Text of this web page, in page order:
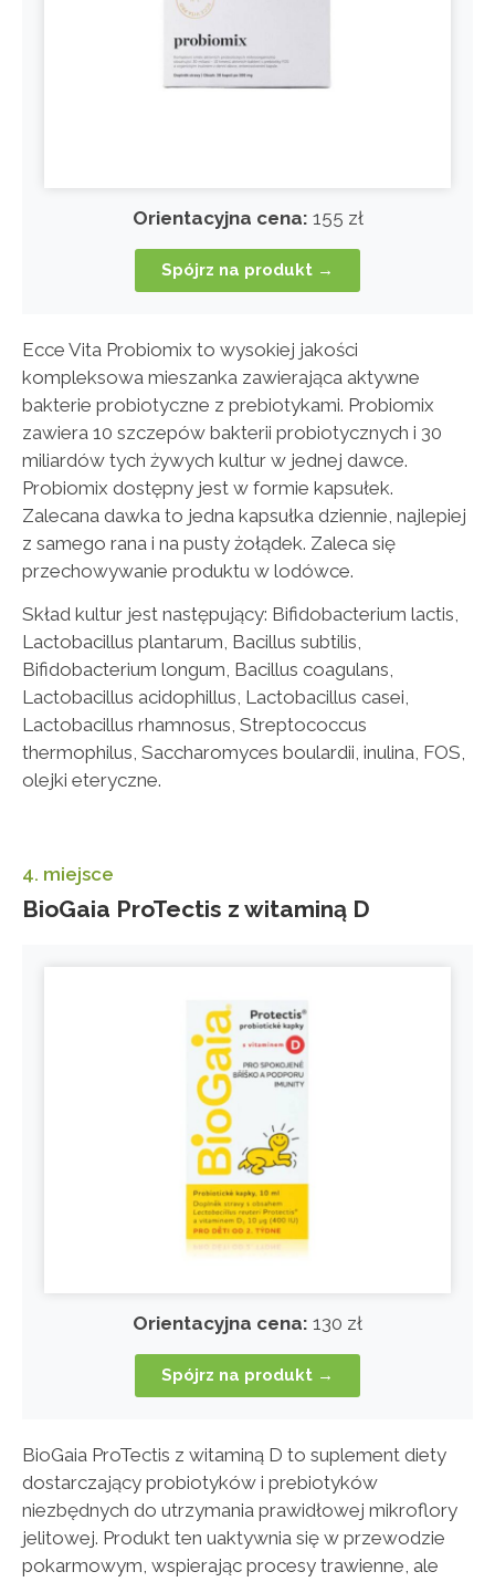
Orientacyjna cena: 155 zł
Spójrz na produkt →
Ecce Vita Probiomix to wysokiej jakości
kompleksowa mieszanka zawierająca aktywne
bakterie probiotyczne z prebiotykami. Probiomix
zawiera 10 szczepów bakterii probiotycznych i 30
miliardów tych żywych kultur w jednej dawce.
Probiomix dostępny jest w formie kapsułek.
Zalecana dawka to jedna kapsułka dziennie, najlepiej
z samego rana i na pusty żołądek. Zaleca się
przechowywanie produktu w lodówce.
Skład kultur jest następujący: Bifidobacterium lactis,
Lactobacillus plantarum, Bacillus subtilis,
Bifidobacterium longum, Bacillus coagulans,
Lactobacillus acidophillus, Lactobacillus casei,
Lactobacillus rhamnosus, Streptococcus
thermophilus, Saccharomyces boulardii, inulina, FOS,
olejki eteryczne.
4. miejsce
BioGaia ProTectis z witaminą D
Orientacyjna cena: 130 zł
Spójrz na produkt →
BioGaia ProTectis z witaminą D to suplement diety
dostarczający probiotyków i prebiotyków
niezbędnych do utrzymania prawidłowej mikroflory
jelitowej. Produkt ten uaktywnia się w przewodzie
pokarmowym, wspierając procesy trawienne, ale